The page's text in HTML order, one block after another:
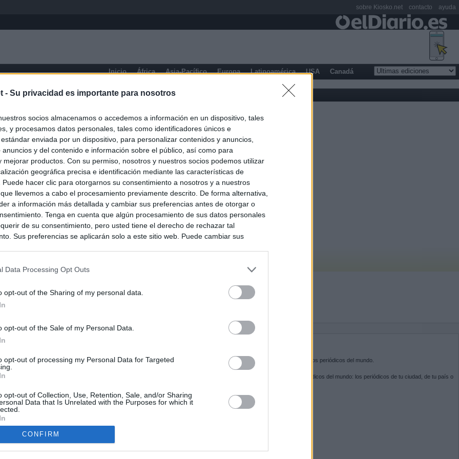
- Su privacidad es importante para nosotros
socios almacenamos o accedemos a información en un dispositivo, tales
y procesamos datos personales, tales como identificadores únicos e
enviada por un dispositivo, para personalizar contenidos y anuncios,
anuncios y del contenido e información sobre el público, así como para
mejorar productos. Con su permiso, nosotros y nuestros socios podemos utilizar
geográfica precisa e identificación mediante las características de
Puede hacer clic para otorgarnos su consentimiento a nosotros y a nuestros
llevemos a cabo el procesamiento previamente descrito. De forma alternativa,
a información más detallada y cambiar sus preferencias antes de otorgar o
Tenga en cuenta que algún procesamiento de sus datos personales
de su consentimiento, pero usted tiene el derecho de rechazar tal
Sus preferencias se aplicarán solo a este sitio web. Puede cambiar sus
Data Processing Opt Outs
opt-out of the Sharing of my personal data.
opt-out of the Sale of my Personal Data.
opt-out of processing my Personal Data for Targeted
opt-out of Collection, Use, Retention, Sale, and/or Sharing
Data that Is Unrelated with the Purposes for which it
CONFIRM
Inicio África Asia-Pacífico Europa Latinoamérica USA Canadá
Prensa Deportiva
controles a los viajeros procedentes de Italia tras el rechazo de
que 70.000 personas se muevan sin que
algo"
y consejos: así se gestó el cruce a Ceuta desde redes sociales
Kiosko.net es la puerta de entrada a los periódicos del mundo.
Navega por las portadas de los periódicos del mundo: los periódicos de tu ciudad, de tu país o
SÍGUENOS
sobre Kiosko.net contacto ayuda